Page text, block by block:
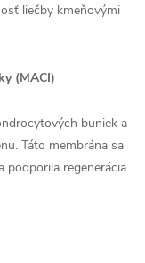
liečby kmeňovými
(MACI)
buniek a
Táto membrána sa
podporila regenerácia